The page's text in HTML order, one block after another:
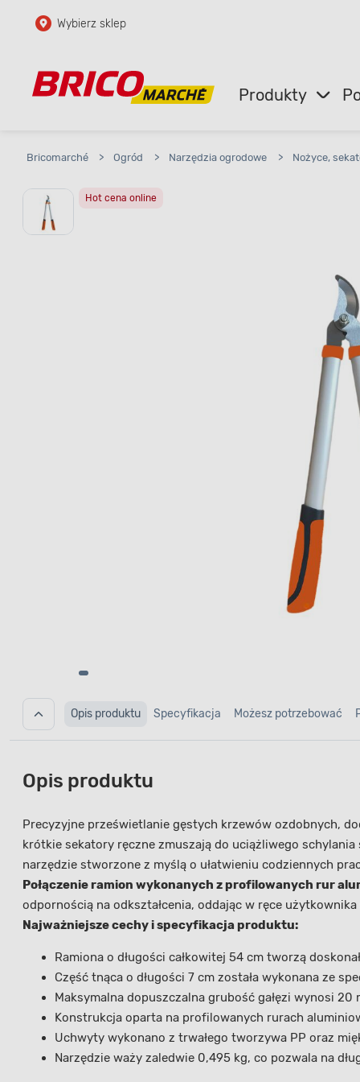
Przejdź do głównej zawartości
Przejdź do wyszukiwarki
Wybierz sklep
Produkty
Bricomarché > Ogród > Narzędzia ogrodowe > Nożyce,
Hot cena online
Opis produktu Specyfikacja Możesz potrzebować
Opis produktu
Precyzyjne prześwietlanie gęstych krzewów ozdobnych,
krótkie sekatory ręczne zmuszają do uciążliwego schylania
narzędzie stworzone z myślą o ułatwieniu codziennych
Połączenie ramion wykonanych z profilowanych rur
odpornością na odkształcenia, oddając w ręce
Najważniejsze cechy i specyfikacja produktu:
Ramiona o długości całkowitej 54 cm tworzą
Część tnąca o długości 7 cm została wykonana ze
Maksymalna dopuszczalna grubość gałęzi wynosi
Konstrukcja oparta na profilowanych rurach
Uchwyty wykonano z trwałego tworzywa PP oraz
Narzędzie waży zaledwie 0,495 kg, co pozwala na